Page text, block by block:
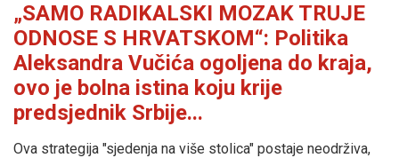
„SAMO RADIKALSKI MOZAK TRUJE
ODNOSE S HRVATSKOM“: Politika
Aleksandra Vučića ogoljena do kraja,
ovo je bolna istina koju krije
predsjednik Srbije...
Ova strategija "sjedenja na više stolica" postaje neodrživa,